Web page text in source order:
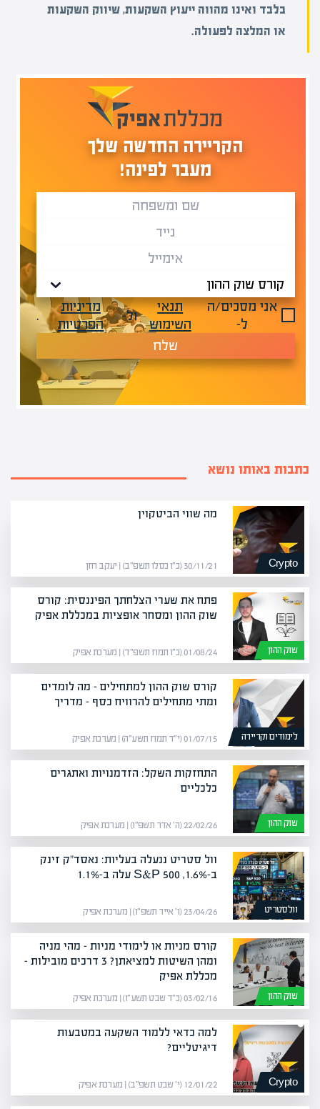
בלבד ואינו מהווה ייעוץ השקעות, שיווק השקעות
או המלצה לפעולה.
הקריירה החדשה שלך
מעבר לפינה!
אני מסכים/ה
ל-
תנאי
השימוש
ול-
מדיניות
הפרטיות
.
שלח
כתבות באותו נושא
Crypto
מה שווי הביטקוין
30/11/21 (כ״ו כסלו תשפ״ב) | יעקב חזן
שוק ההון
פתח את שערי הצלחתך הפיננסית: קורס
שוק ההון ומסחר אופציות במכללת אפיק
01/08/24 (כ״ו תמוז תשפ״ד) | מערכת אפיק
לימודים וקריירה
קורס שוק ההון למתחילים – מה לומדים
ומתי מתחילים להרוויח כסף – מדריך
01/07/15 (י״ד תמוז תשע״ה) | מערכת אפיק
שוק ההון
התחזקות השקל: הזדמנויות ואתגרים
כלכליים
22/02/26 (ה׳ אדר תשפ״ו) | מערכת אפיק
וולסטריט
וול סטריט ננעלה בעליות: נאסד"ק זינק
ב-1.6%, S&P 500 עלה ב-1.1%
23/04/26 (ו׳ אייר תשפ״ו) | מערכת אפיק
שוק ההון
קורס מניות או לימודי מניות – מהי מניה
ומהן השיטות למציאתן? 3 דרכים מובילות –
מכללת אפיק
03/02/16 (כ״ד שבט תשע״ו) | מערכת אפיק
Crypto
למה כדאי ללמוד השקעה במטבעות
דיגיטליים?
12/01/22 (י׳ שבט תשפ״ב) | מערכת אפיק